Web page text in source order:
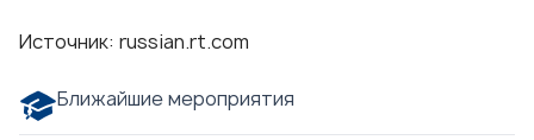
Источник: russian.rt.com
Ближайшие мероприятия